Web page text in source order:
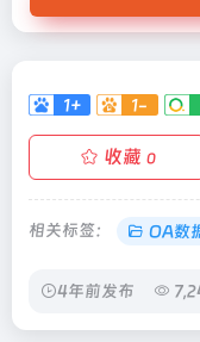
1+ 1-
收藏 0
相关标签： OA数
4年前发布